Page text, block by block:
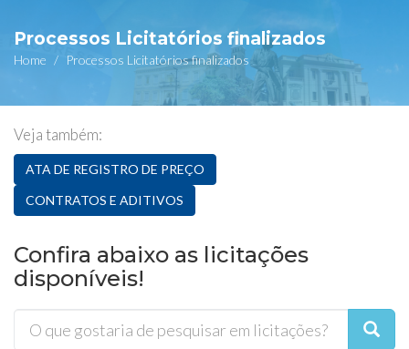
Processos Licitatórios finalizados
Home Processos Licitatórios finalizados
Veja também:
ATA DE REGISTRO DE PREÇO
CONTRATOS E ADITIVOS
Confira abaixo as licitações
disponíveis!